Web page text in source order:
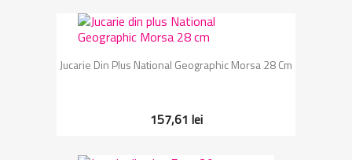
Jucarie Din Plus National Geographic Morsa 28 Cm
157,61 lei